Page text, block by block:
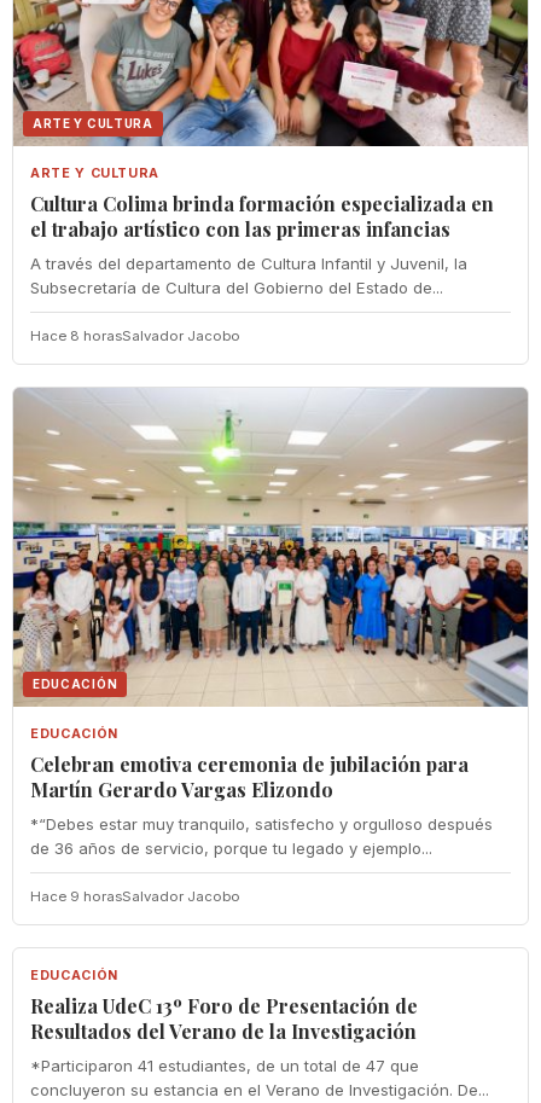
ARTE Y CULTURA
ARTE Y CULTURA
Cultura Colima brinda formación especializada en
el trabajo artístico con las primeras infancias
A través del departamento de Cultura Infantil y Juvenil, la
Subsecretaría de Cultura del Gobierno del Estado de...
Hace 8 horasSalvador Jacobo
EDUCACIÓN
EDUCACIÓN
Celebran emotiva ceremonia de jubilación para
Martín Gerardo Vargas Elizondo
*“Debes estar muy tranquilo, satisfecho y orgulloso después
de 36 años de servicio, porque tu legado y ejemplo...
Hace 9 horasSalvador Jacobo
EDUCACIÓN
EDUCACIÓN
Realiza UdeC 13º Foro de Presentación de
Resultados del Verano de la Investigación
*Participaron 41 estudiantes, de un total de 47 que
concluyeron su estancia en el Verano de Investigación. De...